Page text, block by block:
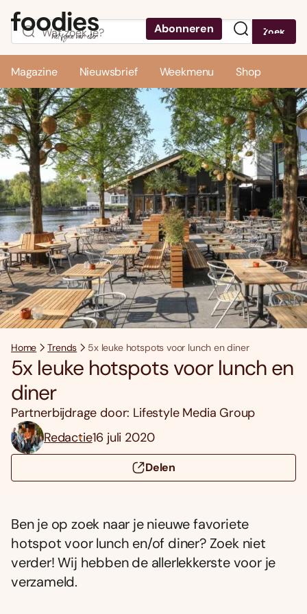
Abonneren Zoek
Magazine Nieuwsbrief Weekmenu Shop
Home Trends 5x leuke hotspots voor lunch en diner
5x leuke hotspots voor lunch en
diner
Partnerbijdrage door: Lifestyle Media Group
Redactie16 juli 2020
Delen
Ben je op zoek naar je nieuwe favoriete
hotspot voor lunch en/of diner? Zoek niet
verder! Wij hebben de allerlekkerste voor je
verzameld.